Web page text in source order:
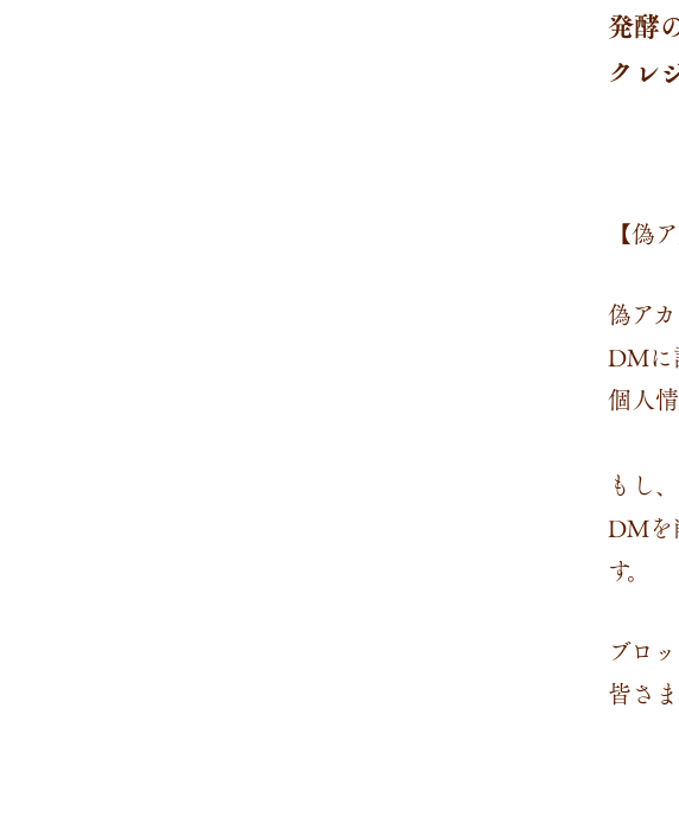
発酵
クレ
【偽
偽ア
DMに
個人
もし
DMを
す。⁣
ブロ
皆さ